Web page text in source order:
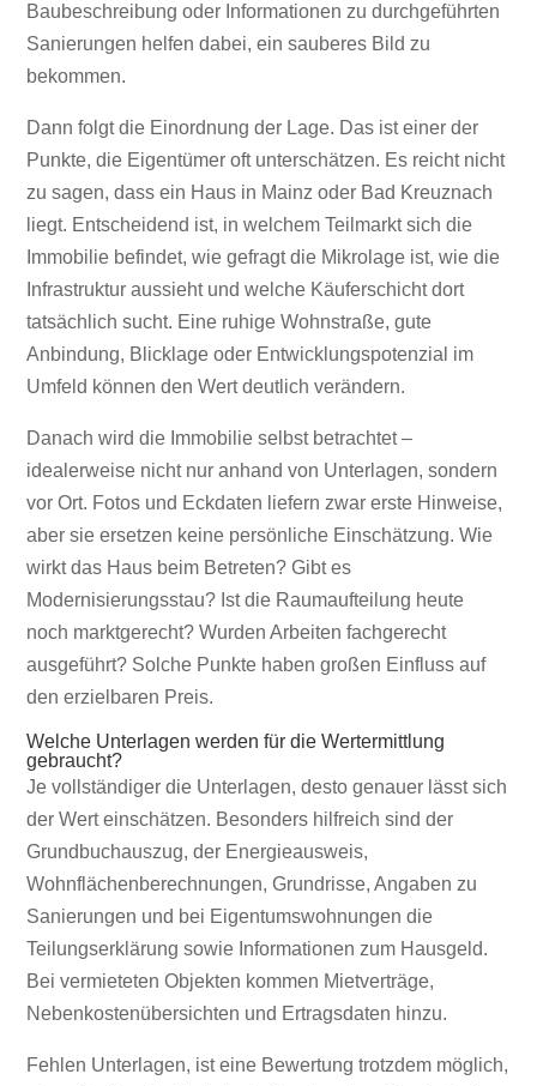
Baubeschreibung oder Informationen zu durchgeführten
Sanierungen helfen dabei, ein sauberes Bild zu
bekommen.
Dann folgt die Einordnung der Lage. Das ist einer der
Punkte, die Eigentümer oft unterschätzen. Es reicht nicht
zu sagen, dass ein Haus in Mainz oder Bad Kreuznach
liegt. Entscheidend ist, in welchem Teilmarkt sich die
Immobilie befindet, wie gefragt die Mikrolage ist, wie die
Infrastruktur aussieht und welche Käuferschicht dort
tatsächlich sucht. Eine ruhige Wohnstraße, gute
Anbindung, Blicklage oder Entwicklungspotenzial im
Umfeld können den Wert deutlich verändern.
Danach wird die Immobilie selbst betrachtet –
idealerweise nicht nur anhand von Unterlagen, sondern
vor Ort. Fotos und Eckdaten liefern zwar erste Hinweise,
aber sie ersetzen keine persönliche Einschätzung. Wie
wirkt das Haus beim Betreten? Gibt es
Modernisierungsstau? Ist die Raumaufteilung heute
noch marktgerecht? Wurden Arbeiten fachgerecht
ausgeführt? Solche Punkte haben großen Einfluss auf
den erzielbaren Preis.
Welche Unterlagen werden für die Wertermittlung
gebraucht?
Je vollständiger die Unterlagen, desto genauer lässt sich
der Wert einschätzen. Besonders hilfreich sind der
Grundbuchauszug, der Energieausweis,
Wohnflächenberechnungen, Grundrisse, Angaben zu
Sanierungen und bei Eigentumswohnungen die
Teilungserklärung sowie Informationen zum Hausgeld.
Bei vermieteten Objekten kommen Mietverträge,
Nebenkostenübersichten und Ertragsdaten hinzu.
Fehlen Unterlagen, ist eine Bewertung trotzdem möglich,